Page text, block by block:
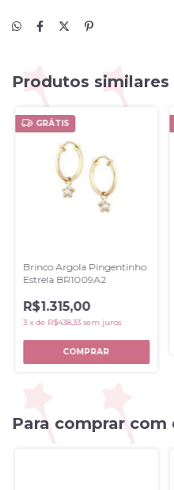
Produtos similares
GRÁTIS
Brinco Argola Pingentinho
Estrela BR1009A2
R$1.315,00
3 xde R$438,33 sem juros
Para comprar com